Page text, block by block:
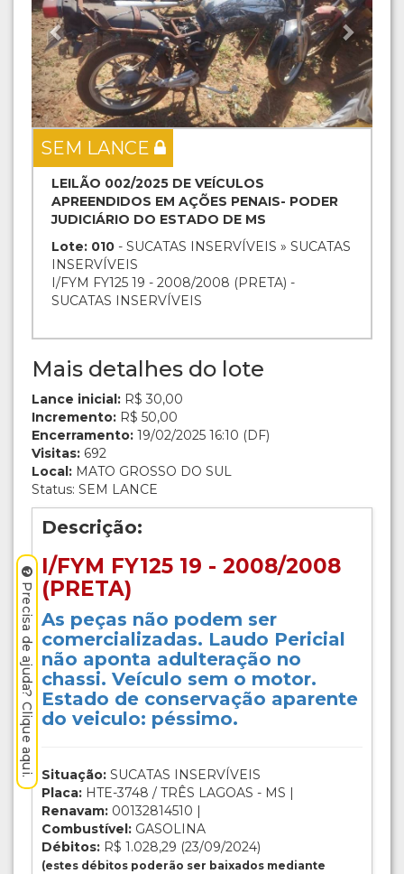
SEM LANCE
LEILÃO 002/2025 DE VEÍCULOS
APREENDIDOS EM AÇÕES PENAIS- PODER
JUDICIÁRIO DO ESTADO DE MS
Lote: 010 - SUCATAS INSERVÍVEIS » SUCATAS
INSERVÍVEIS
I/FYM FY125 19 - 2008/2008 (PRETA) -
SUCATAS INSERVÍVEIS
Mais detalhes do lote
Lance inicial: R$ 30,00
Incremento: R$ 50,00
Encerramento: 19/02/2025 16:10 (DF)
Visitas: 692
Local: MATO GROSSO DO SUL
Status: SEM LANCE
Descrição:
I/FYM FY125 19 - 2008/2008
(PRETA)
As peças não podem ser
comercializadas. Laudo Pericial
não aponta adulteração no
chassi. Veículo sem o motor.
Estado de conservação aparente
do veiculo: péssimo.
Situação: SUCATAS INSERVÍVEIS
Placa: HTE-3748 / TRÊS LAGOAS - MS |
Renavam: 00132814510 |
Combustível: GASOLINA
Débitos: R$ 1.028,29 (23/09/2024)
(estes débitos poderão ser baixados mediante
Precisa de ajuda? Clique aqui.